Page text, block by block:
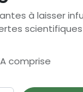
à laisser
comprise